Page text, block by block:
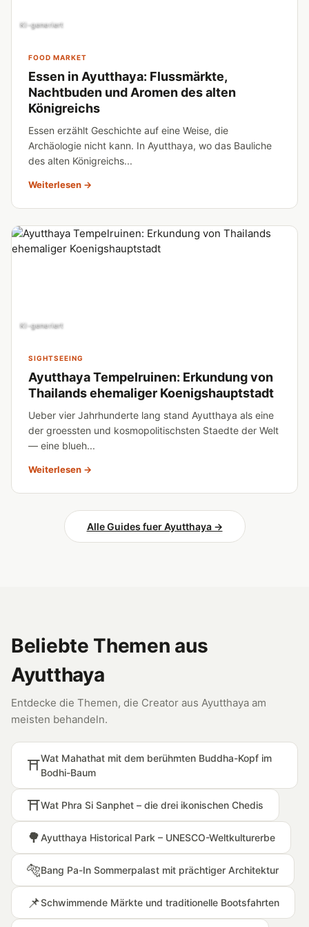
KI-generiert
FOOD MARKET
Essen in Ayutthaya: Flussmärkte,
Nachtbuden und Aromen des alten
Königreichs
Essen erzählt Geschichte auf eine Weise, die
Archäologie nicht kann. In Ayutthaya, wo das Bauliche
des alten Königreichs...
Weiterlesen →
KI-generiert
SIGHTSEEING
Ayutthaya Tempelruinen: Erkundung von
Thailands ehemaliger Koenigshauptstadt
Ueber vier Jahrhunderte lang stand Ayutthaya als eine
der groessten und kosmopolitischsten Staedte der Welt
— eine blueh...
Weiterlesen →
Alle Guides fuer Ayutthaya →
Beliebte Themen aus
Ayutthaya
Entdecke die Themen, die Creator aus Ayutthaya am
meisten behandeln.
⛩️Wat Mahathat mit dem berühmten Buddha-Kopf im
Bodhi-Baum
⛩️Wat Phra Si Sanphet – die drei ikonischen Chedis
🌳 Ayutthaya Historical Park – UNESCO-Weltkulturerbe
🐅Bang Pa-In Sommerpalast mit prächtiger Architektur
📌Schwimmende Märkte und traditionelle Bootsfahrten